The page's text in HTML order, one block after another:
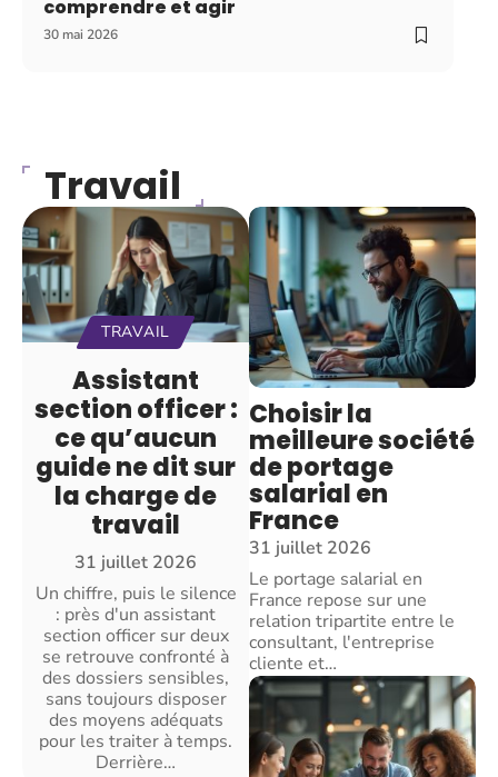
comprendre et agir
30 mai 2026
Travail
TRAVAIL
Assistant
section officer :
ce qu’aucun
guide ne dit sur
la charge de
travail
31 juillet 2026
Un chiffre, puis le silence
: près d'un assistant
section officer sur deux
se retrouve confronté à
des dossiers sensibles,
sans toujours disposer
des moyens adéquats
pour les traiter à temps.
Derrière…
Choisir la
meilleure société
de portage
salarial en
France
31 juillet 2026
Le portage salarial en
France repose sur une
relation tripartite entre le
consultant, l'entreprise
cliente et…